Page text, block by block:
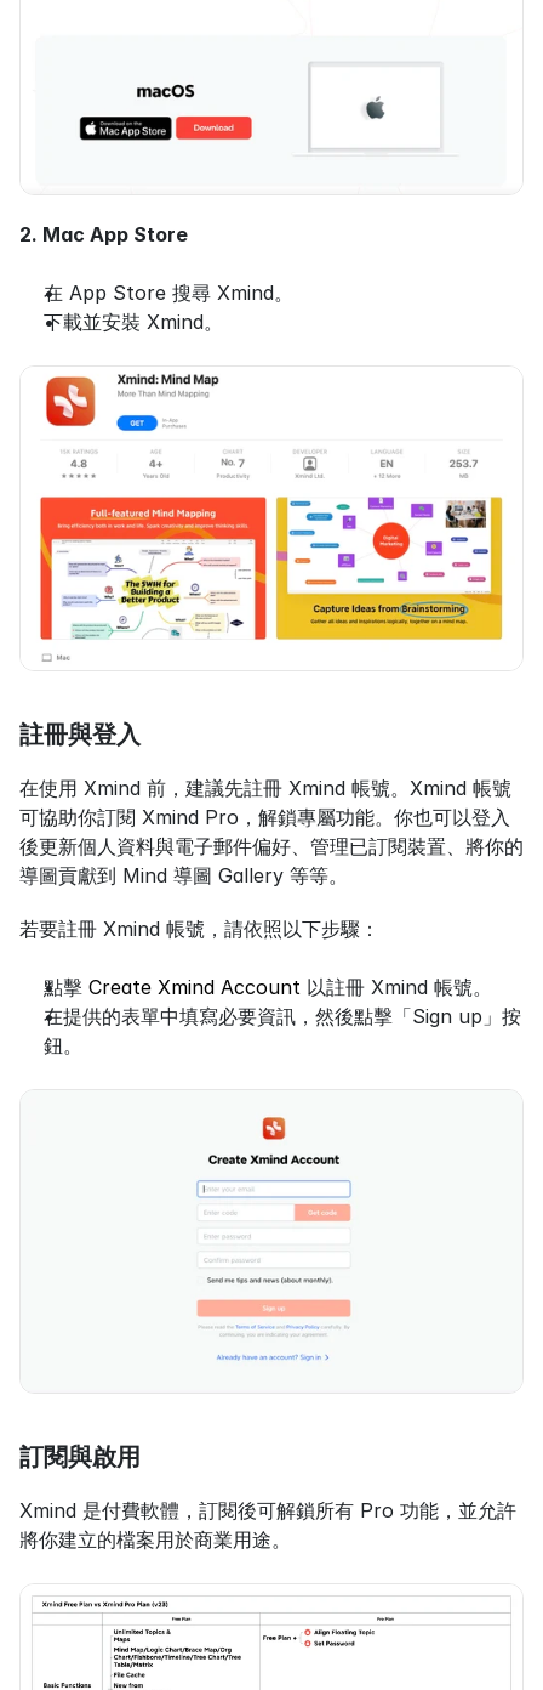
2. Mac App Store
在 App Store 搜尋 Xmind。
下載並安裝 Xmind。
註冊與登入
在使用 Xmind 前，建議先註冊 Xmind 帳號。Xmind 帳號
可協助你訂閱 Xmind Pro，解鎖專屬功能。你也可以登入
後更新個人資料與電子郵件偏好、管理已訂閱裝置、將你的
導圖貢獻到 Mind 導圖 Gallery 等等。
若要註冊 Xmind 帳號，請依照以下步驟：
點擊 Create Xmind Account 以註冊 Xmind 帳號。
在提供的表單中填寫必要資訊，然後點擊「Sign up」按
鈕。
訂閱與啟用
Xmind 是付費軟體，訂閱後可解鎖所有 Pro 功能，並允許
將你建立的檔案用於商業用途。